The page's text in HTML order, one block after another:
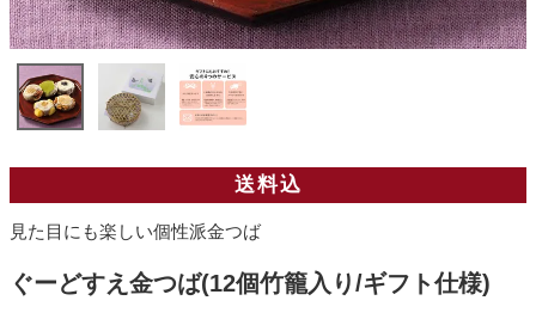
送料込
見た目にも楽しい個性派金つば
ぐーどすえ金つば(12個竹籠入り/ギフト仕様)